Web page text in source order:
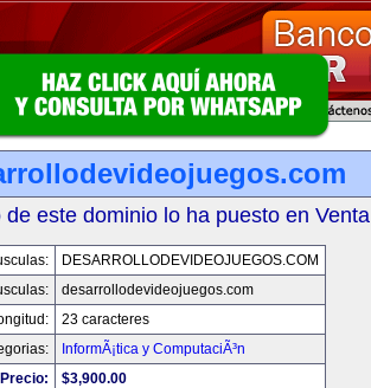
de este dominio lo ha puesto en Venta
DESARROLLODEVIDEOJUEGOS.COM
desarrollodevideojuegos.com
23 caracteres
InformÃ¡tica y ComputaciÃ³n
Precio:
$3,900.00